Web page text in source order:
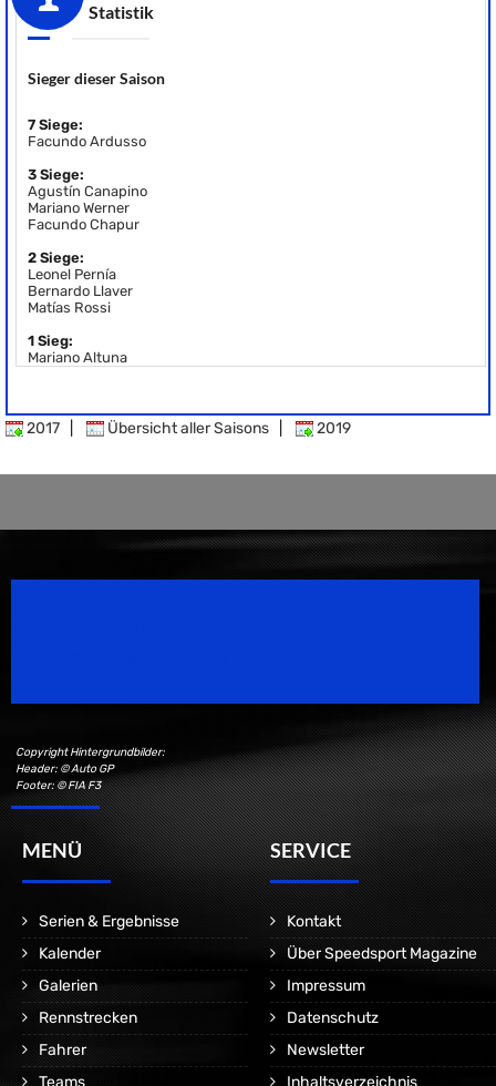
Statistik
Sieger dieser Saison
7 Siege:
Facundo Ardusso
3 Siege:
Agustín Canapino
Mariano Werner
Facundo Chapur
2 Siege:
Leonel Pernía
Bernardo Llaver
Matías Rossi
1 Sieg:
Mariano Altuna
2017 Übersicht aller Saisons 2019
Copyright Hintergrundbilder:
Header: © Auto GP
Footer: © FIA F3
MENÜ
Serien & Ergebnisse
Kalender
Galerien
Rennstrecken
Fahrer
Teams
SERVICE
Kontakt
Über Speedsport Magazine
Impressum
Datenschutz
Newsletter
Inhaltsverzeichnis